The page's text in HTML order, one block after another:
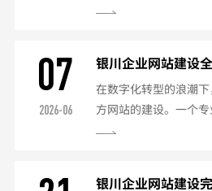
程序开发等增值服务。
创公司还是成熟企业，
必备资料企业资质文
年检版）法人身份证
资质（如医疗器械、
案材料网站备案信息真
07
2026-06
银川企业网站建设
版）
在数字化转型的浪潮
方网站的建设。一个
品牌形象，更能成为
银川企业网站建设